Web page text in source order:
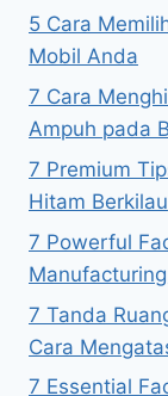
5 Cara
Mobil Anda
7 Cara
Ampuh pada
7 Premium
Hitam Berkilau
7 Powerful
7 Tanda
Cara
7 Essential